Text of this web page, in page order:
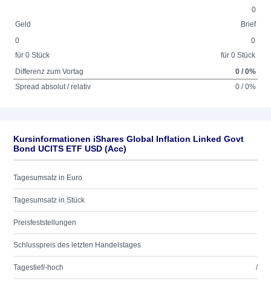
0
Geld
Brief
0
für 0 Stück
0
für 0 Stück
Differenz zum Vortag
0 / 0%
Spread absolut / relativ
0 / 0%
Kursinformationen iShares Global Inflation Linked Govt
Bond UCITS ETF USD (Acc)
Tagesumsatz in Euro
Tagesumsatz in Stück
Preisfeststellungen
Schlusspreis des letzten Handelstages
Tagestief/-hoch /